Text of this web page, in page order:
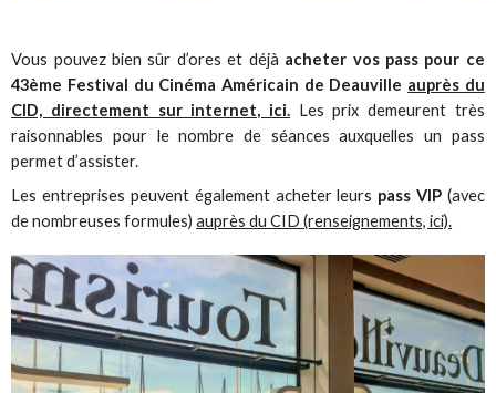
Vous pouvez bien sûr d’ores et déjà acheter vos pass pour ce
43ème Festival du Cinéma Américain de Deauville auprès du
CID, directement sur internet, ici. Les prix demeurent très
raisonnables pour le nombre de séances auxquelles un pass
permet d’assister.
Les entreprises peuvent également acheter leurs pass VIP (avec
de nombreuses formules)auprès du CID (renseignements, ici).